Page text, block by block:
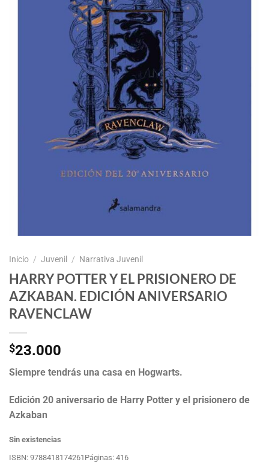
Inicio / Juvenil / Narrativa Juvenil
HARRY POTTER Y EL PRISIONERO DE
AZKABAN. EDICIÓN ANIVERSARIO
RAVENCLAW
$23.000
Siempre tendrás una casa en Hogwarts.
Edición 20 aniversario de Harry Potter y el prisionero de
Azkaban
Sin existencias
ISBN: 9788418174261 Páginas: 416